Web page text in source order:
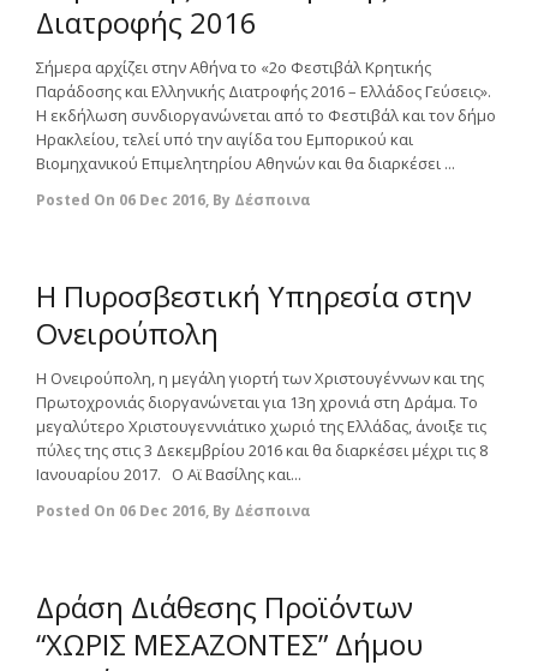
Διατροφής 2016
Σήμερα αρχίζει στην Αθήνα το «2ο Φεστιβάλ Κρητικής
Παράδοσης και Ελληνικής Διατροφής 2016 – Ελλάδος Γεύσεις».
Η εκδήλωση συνδιοργανώνεται από το Φεστιβάλ και τον δήμο
Ηρακλείου, τελεί υπό την αιγίδα του Εμπορικού και
Βιομηχανικού Επιμελητηρίου Αθηνών και θα διαρκέσει ...
Posted On 06 Dec 2016, By Δέσποινα
Η Πυροσβεστική Υπηρεσία στην
Ονειρούπολη
Η Ονειρούπολη, η μεγάλη γιορτή των Χριστουγέννων και της
Πρωτοχρονιάς διοργανώνεται για 13η χρονιά στη Δράμα. Το
μεγαλύτερο Χριστουγεννιάτικο χωριό της Ελλάδας, άνοιξε τις
πύλες της στις 3 Δεκεμβρίου 2016 και θα διαρκέσει μέχρι τις 8
Ιανουαρίου 2017. Ο Αϊ Βασίλης και...
Posted On 06 Dec 2016, By Δέσποινα
Δράση Διάθεσης Προϊόντων
“ΧΩΡΙΣ ΜΕΣΑΖΟΝΤΕΣ” Δήμου